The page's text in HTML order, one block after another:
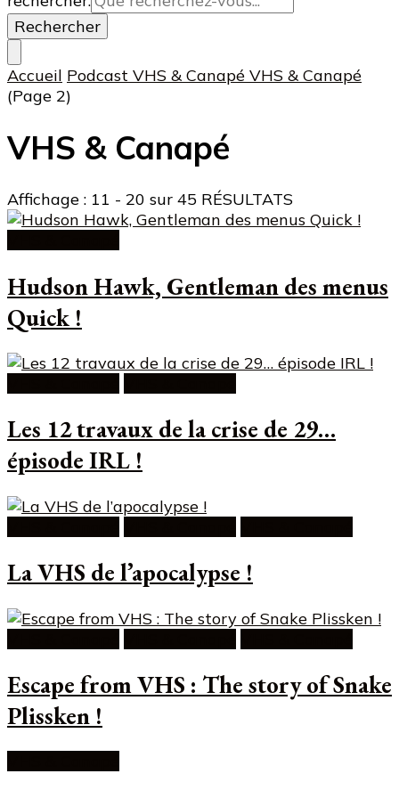
Accueil Podcast VHS & Canapé VHS & Canapé
(Page 2)
VHS & Canapé
Affichage : 11 - 20 sur 45 RÉSULTATS
Hudson Hawk, Gentleman des menus
Quick !
Les 12 travaux de la crise de 29…
épisode IRL !
La VHS de l’apocalypse !
Escape from VHS : The story of Snake
Plissken !